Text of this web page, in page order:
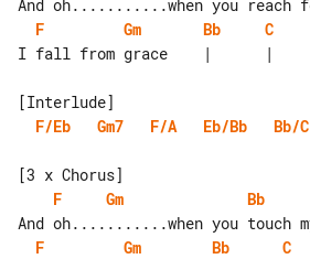
F
Gm Bb
C
I fall from grace    |      |
F/Eb
Gm7 F/A Eb/Bb Bb/C
F
Gm Bb
F
Gm Bb
C